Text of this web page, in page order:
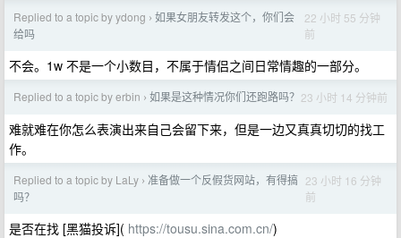
Replied to a topic by ydong › 如果女朋友转发这个，你们会
给吗
22 小时 55 分钟
前
不会。1w 不是一个小数目，不属于情侣之间日常情趣的一部分。
Replied to a topic by erbin › 如果是这种情况你们还跑路吗？ 23 小时 14 分钟前
难就难在你怎么表演出来自己会留下来，但是一边又真真切切的找工
作。
Replied to a topic by LaLy › 准备做一个反假货网站，有得搞
吗？
23 小时 16 分钟
前
是否在找 [黑猫投诉]( https://tousu.sina.com.cn/)